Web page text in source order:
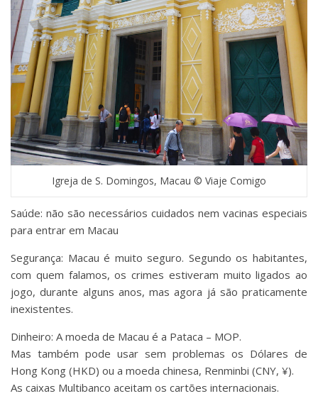
Igreja de S. Domingos, Macau © Viaje Comigo
Saúde: não são necessários cuidados nem vacinas especiais
para entrar em Macau
Segurança: Macau é muito seguro. Segundo os habitantes,
com quem falamos, os crimes estiveram muito ligados ao
jogo, durante alguns anos, mas agora já são praticamente
inexistentes.
Dinheiro: A moeda de Macau é a Pataca – MOP.
Mas também pode usar sem problemas os Dólares de
Hong Kong (HKD) ou a moeda chinesa, Renminbi (CNY, ¥).
As caixas Multibanco aceitam os cartões internacionais.